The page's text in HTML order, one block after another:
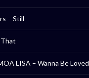
– Still
That
LISA – Wanna Be Loved